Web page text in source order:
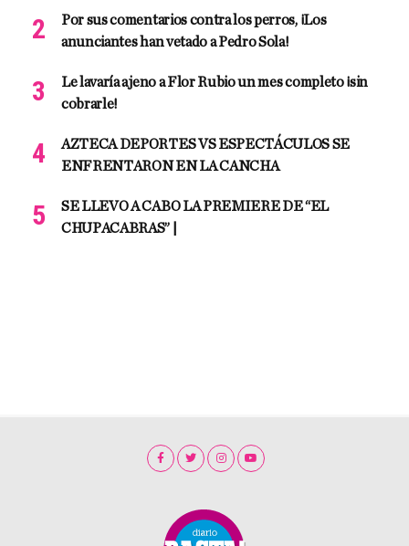
Por sus comentarios contra los perros, ¡Los
anunciantes han vetado a Pedro Sola!
Le lavaría ajeno a Flor Rubio un mes completo ¡sin
cobrarle!
AZTECA DEPORTES VS ESPECTÁCULOS SE
ENFRENTARON EN LA CANCHA
SE LLEVO A CABO LA PREMIERE DE “EL
CHUPACABRAS” |